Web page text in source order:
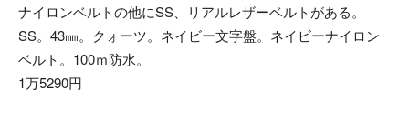
ナイロンベルトの他にSS、リアルレザーベルトがある。
SS。43㎜。クォーツ。ネイビー文字盤。ネイビーナイロン
ベルト。100ｍ防水。
1万5290円